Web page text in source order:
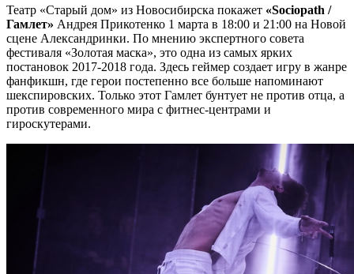
Театр «Старый дом» из Новосибирска покажет «Sociopath /
Гамлет» Андрея Прикотенко 1 марта в 18:00 и 21:00 на Новой
сцене Александринки. По мнению экспертного совета
фестиваля «Золотая маска», это одна из самых ярких
постановок 2017-2018 года. Здесь геймер создает игру в жанре
фанфикшн, где герои постепенно все больше напоминают
шекспировских. Только этот Гамлет бунтует не против отца, а
против современного мира с фитнес-центрами и
гироскутерами.